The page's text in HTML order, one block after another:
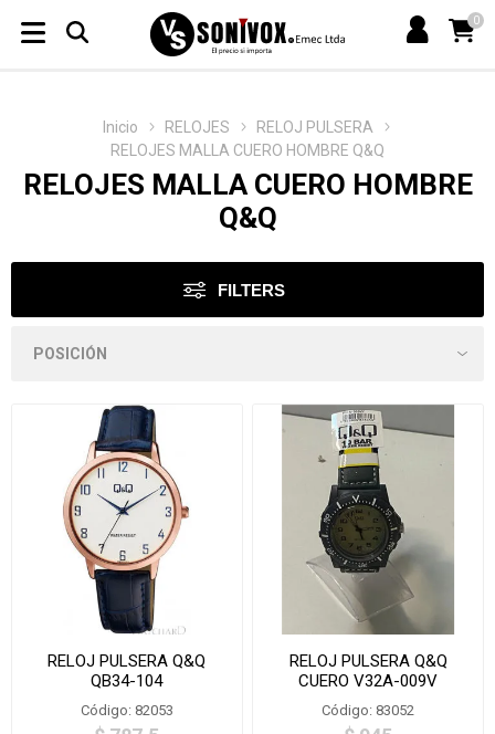
0
Inicio RELOJES
RELOJ PULSERA
RELOJES MALLA CUERO HOMBRE Q&Q
RELOJES MALLA CUERO HOMBRE
Q&Q
FILTERS
RELOJ PULSERA Q&Q
QB34-104
Código: 82053
RELOJ PULSERA Q&Q
CUERO V32A-009V
Código: 83052